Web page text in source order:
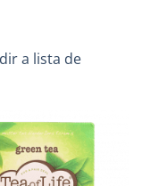
a lista de